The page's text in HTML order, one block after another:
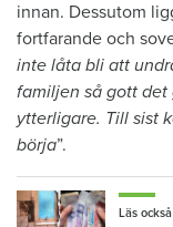
innan. Dessutom
fortfarande och
inte låta bli att
familjen så gott det
ytterligare. Till sist
börja”.
Läs också